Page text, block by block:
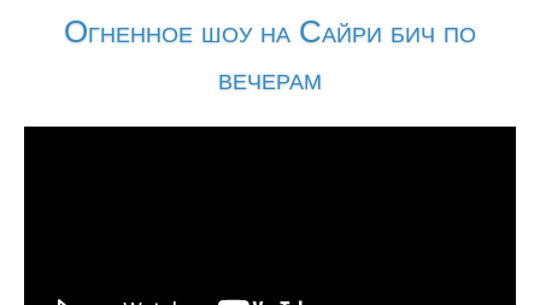
Огненное шоу на Сайри бич по
вечерам